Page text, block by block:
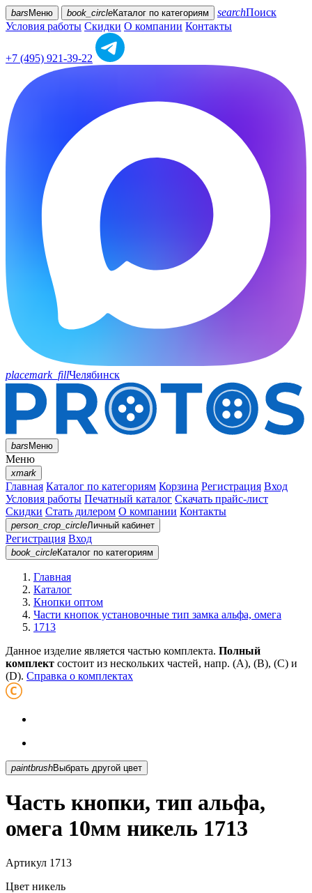
bars Меню book_circleКаталог по категориям searchПоиск
Условия работы Скидки О компании Контакты
+7 (495) 921-39-22
placemark_fillЧелябинск
barsМеню
Меню
xmark
Главная Каталог по категориям Корзина Регистрация Вход
Условия работы Печатный каталог Скачать прайс-лист
Скидки Стать дилером О компании Контакты
person_crop_circleЛичный кабинет
Регистрация Вход
book_circleКаталог по категориям
Главная
Каталог
Кнопки оптом
Части кнопок установочные тип замка альфа, омега
1713
Данное изделие является частью комплекта. Полный
комплект состоит из нескольких частей, напр. (А), (B), (С) и
(D). Справка о комплектах
paintbrush Выбрать другой цвет
Часть кнопки, тип альфа,
омега 10мм никель 1713
Артикул 1713
Цвет никель